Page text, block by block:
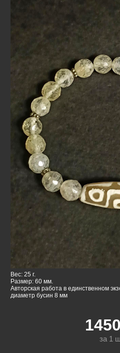
Вес: 25 г.
Размер: 60 мм.
Авторская работа в единственном
диаметр бусин 8 мм
1450
за 1